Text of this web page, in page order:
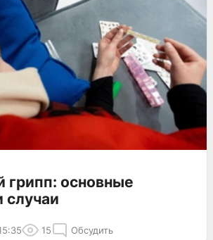
грипп: основные
15 Обсудить